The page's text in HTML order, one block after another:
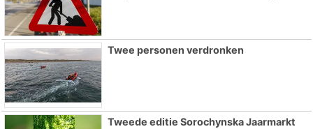
Twee personen verdronken
Tweede editie Sorochynska Jaarmarkt